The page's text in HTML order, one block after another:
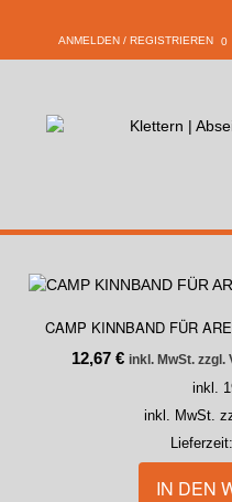
ANMELDEN / REGISTRIEREN 0
CAMP KINNBAND FÜR
12,67 € inkl. MwSt.
inkl.
inkl. MwSt.
Lieferzeit:
IN DEN